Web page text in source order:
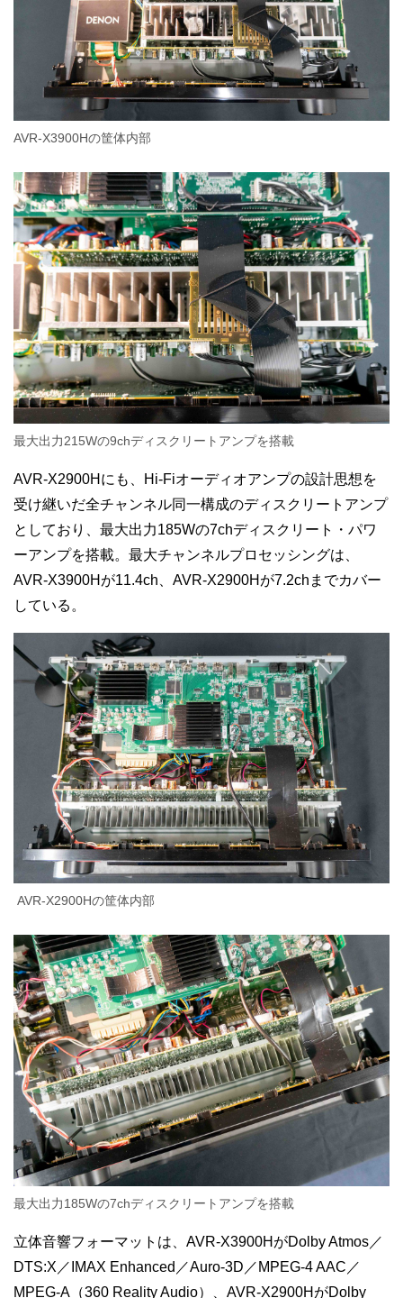
AVR-X3900Hの筐体内部
最大出力215Wの9chディスクリートアンプを搭載
AVR-X2900Hにも、Hi-Fiオーディオアンプの設計思想を
受け継いだ全チャンネル同一構成のディスクリートアンプ
としており、最大出力185Wの7chディスクリート・パワ
ーアンプを搭載。最大チャンネルプロセッシングは、
AVR-X3900Hが11.4ch、AVR-X2900Hが7.2chまでカバー
している。
AVR-X2900Hの筐体内部
最大出力185Wの7chディスクリートアンプを搭載
立体音響フォーマットは、AVR-X3900HがDolby Atmos／
DTS:X／IMAX Enhanced／Auro-3D／MPEG-4 AAC／
MPEG-A（360 Reality Audio）、AVR-X2900HがDolby